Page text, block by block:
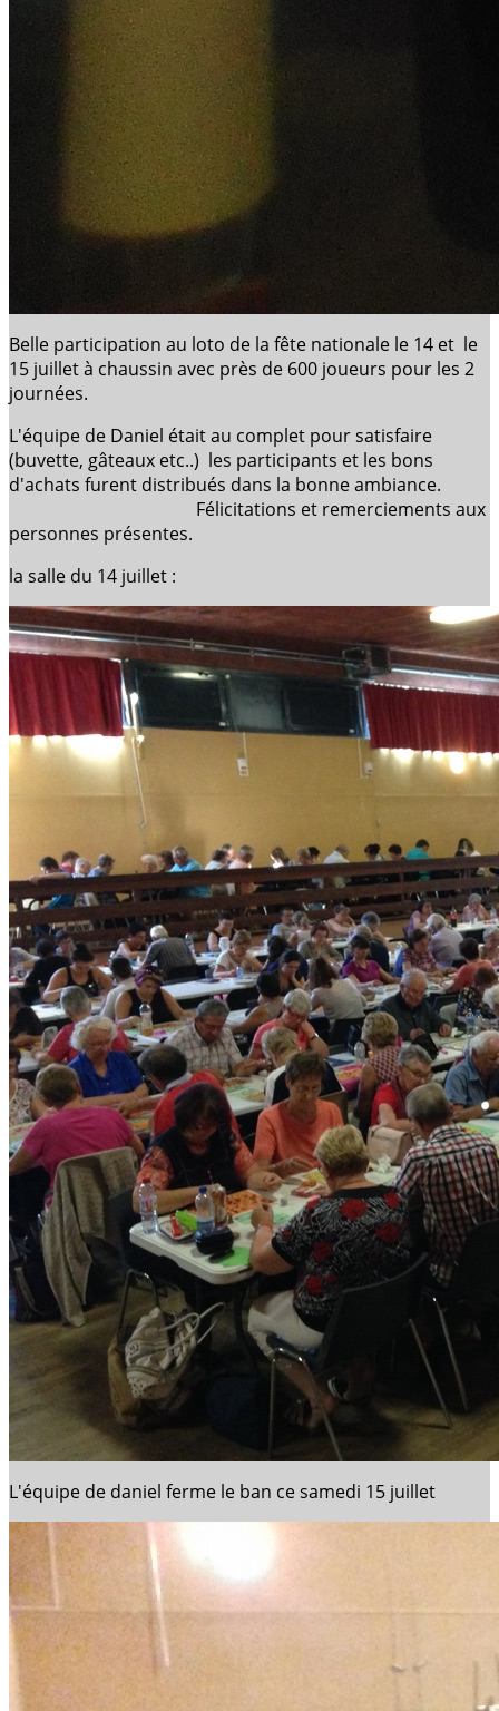
Belle participation au loto de la fête nationale le 14 et le
15 juillet à chaussin avec près de 600 joueurs pour les 2
journées.
L'équipe de Daniel était au complet pour satisfaire
(buvette, gâteaux etc..) les participants et les bons
d'achats furent distribués dans la bonne ambiance.
Félicitations et remerciements aux
personnes présentes.
la salle du 14 juillet :
L'équipe de daniel ferme le ban ce samedi 15 juillet